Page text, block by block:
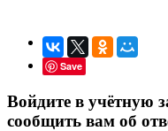
Save
Войдите в учётную
сообщить вам об